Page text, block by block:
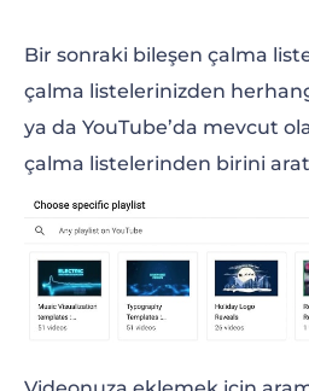
Bir sonraki bileşen çalma
çalma listelerinizden
ya da YouTube’da mevcut
çalma listelerinden birini